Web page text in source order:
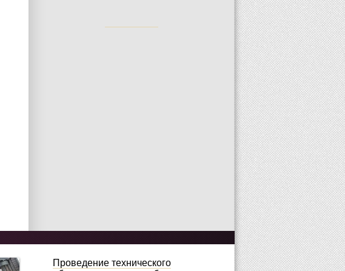
Проведение технического